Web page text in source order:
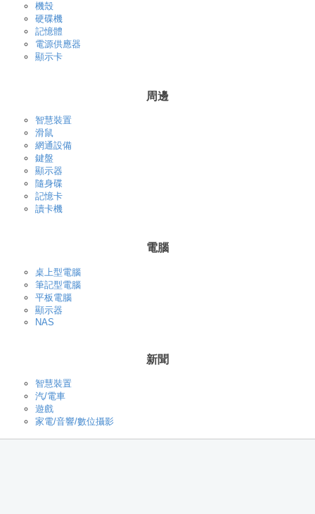
機殼
硬碟機
記憶體
電源供應器
顯示卡
周邊
智慧裝置
滑鼠
網通設備
鍵盤
顯示器
隨身碟
記憶卡
讀卡機
電腦
桌上型電腦
筆記型電腦
平板電腦
顯示器
NAS
新聞
智慧裝置
汽/電車
遊戲
家電/音響/數位攝影